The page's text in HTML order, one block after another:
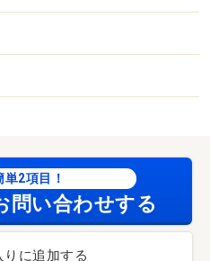
４ｍ／Ａ・ＣＯＯＰ（Ａコ
まで１０６２ｍ／ファミリ
ンビニ）まで６１５ｍ／セ
ラッグストア）まで７９５
単2項目！
問い合わせする
りに追加する